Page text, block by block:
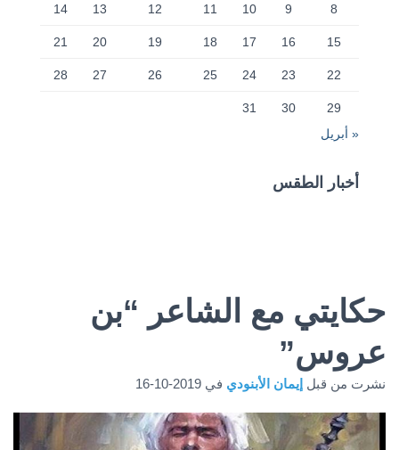
8
9
10
11
12
13
14
15
16
17
18
19
20
21
22
23
24
25
26
27
28
29
30
31
« أبريل
أخبار الطقس
حكايتي مع الشاعر “بن
عروس”
نشرت من قبل إيمان الأبنودي في 2019-10-16